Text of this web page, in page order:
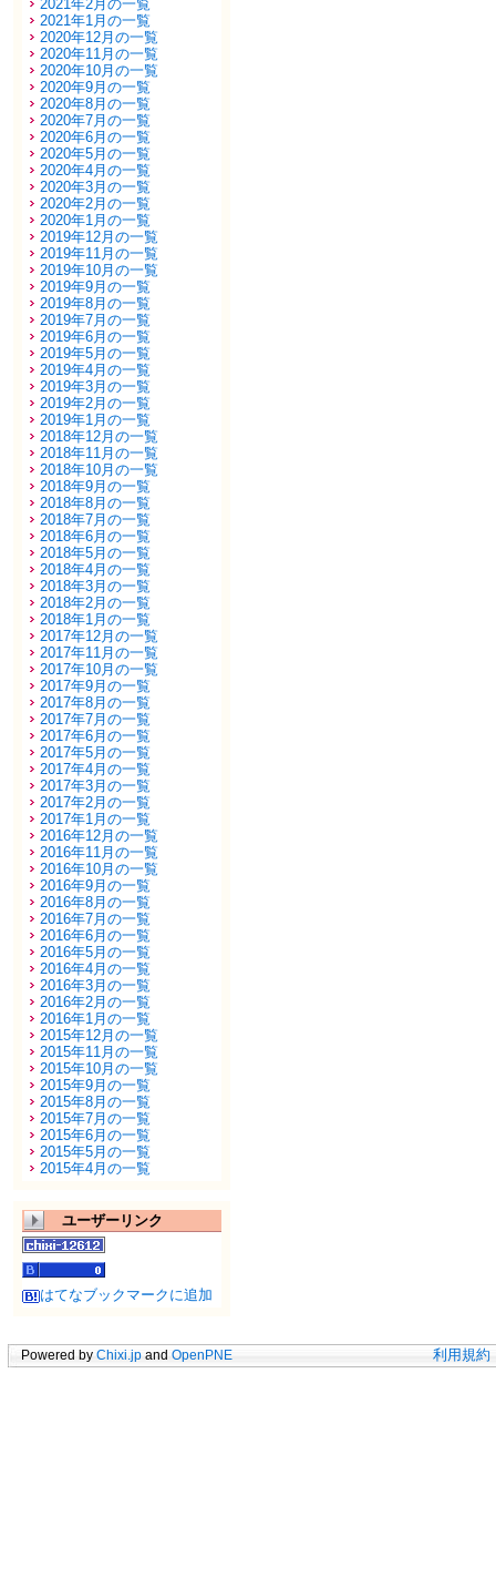
2021年2月の一覧
2021年1月の一覧
2020年12月の一覧
2020年11月の一覧
2020年10月の一覧
2020年9月の一覧
2020年8月の一覧
2020年7月の一覧
2020年6月の一覧
2020年5月の一覧
2020年4月の一覧
2020年3月の一覧
2020年2月の一覧
2020年1月の一覧
2019年12月の一覧
2019年11月の一覧
2019年10月の一覧
2019年9月の一覧
2019年8月の一覧
2019年7月の一覧
2019年6月の一覧
2019年5月の一覧
2019年4月の一覧
2019年3月の一覧
2019年2月の一覧
2019年1月の一覧
2018年12月の一覧
2018年11月の一覧
2018年10月の一覧
2018年9月の一覧
2018年8月の一覧
2018年7月の一覧
2018年6月の一覧
2018年5月の一覧
2018年4月の一覧
2018年3月の一覧
2018年2月の一覧
2018年1月の一覧
2017年12月の一覧
2017年11月の一覧
2017年10月の一覧
2017年9月の一覧
2017年8月の一覧
2017年7月の一覧
2017年6月の一覧
2017年5月の一覧
2017年4月の一覧
2017年3月の一覧
2017年2月の一覧
2017年1月の一覧
2016年12月の一覧
2016年11月の一覧
2016年10月の一覧
2016年9月の一覧
2016年8月の一覧
2016年7月の一覧
2016年6月の一覧
2016年5月の一覧
2016年4月の一覧
2016年3月の一覧
2016年2月の一覧
2016年1月の一覧
2015年12月の一覧
2015年11月の一覧
2015年10月の一覧
2015年9月の一覧
2015年8月の一覧
2015年7月の一覧
2015年6月の一覧
2015年5月の一覧
2015年4月の一覧
ユーザーリンク
はてなブックマークに追加
Powered by Chixi.jp and OpenPNE 利用規約